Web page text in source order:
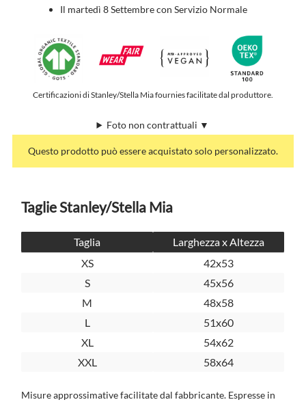
Il martedì 8 Settembre con Servizio Normale
Certificazioni di Stanley/Stella Mia fournies facilitate dal produttore.
Foto non contrattuali ▼
Questo prodotto può essere acquistato solo personalizzato.
Taglie Stanley/Stella Mia
Taglia
Larghezza x Altezza
XS
42x53
S
45x56
M
48x58
L
51x60
XL
54x62
XXL
58x64
Misure approssimative facilitate dal fabbricante. Espresse in